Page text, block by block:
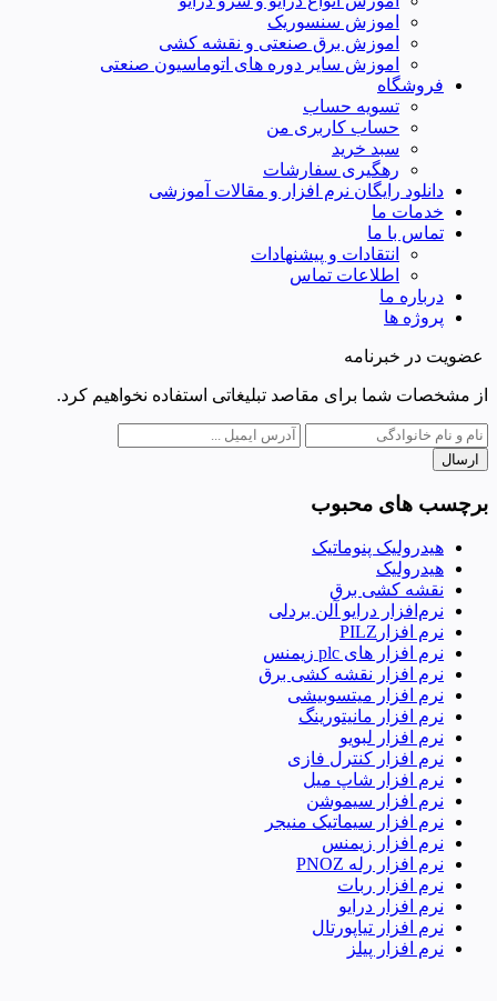
اموزش سنسوریک
اموزش برق صنعتی و نقشه کشی
اموزش سایر دوره های اتوماسیون صنعتی
فروشگاه
تسویه حساب
حساب کاربری من
سبد خرید
رهگیری سفارشات
دانلود رایگان نرم افزار و مقالات آموزشی
خدمات ما
تماس با ما
انتقادات و پیشنهادات
اطلاعات تماس
درباره ما
پروژه ها
عضویت در خبرنامه
از مشخصات شما برای مقاصد تبلیغاتی استفاده نخواهیم کرد.
ارسال
برچسب های محبوب
هیدرولیک پنوماتیک
هیدرولیک
نقشه کشی برق
نرم‌افزار درایو آلن بردلی
نرم افزارPILZ
نرم افزار های plc زیمنس
نرم افزار نقشه کشی برق
نرم افزار میتسوبیشی
نرم افزار مانیتورینگ
نرم افزار لبویو
نرم افزار کنترل فازی
نرم افزار شاپ میل
نرم افزار سیموشن
نرم افزار سیماتیک منیجر
نرم افزار زیمنس
نرم افزار رله PNOZ
نرم افزار ربات
نرم افزار درایو
نرم افزار تیاپورتال
نرم افزار پیلز